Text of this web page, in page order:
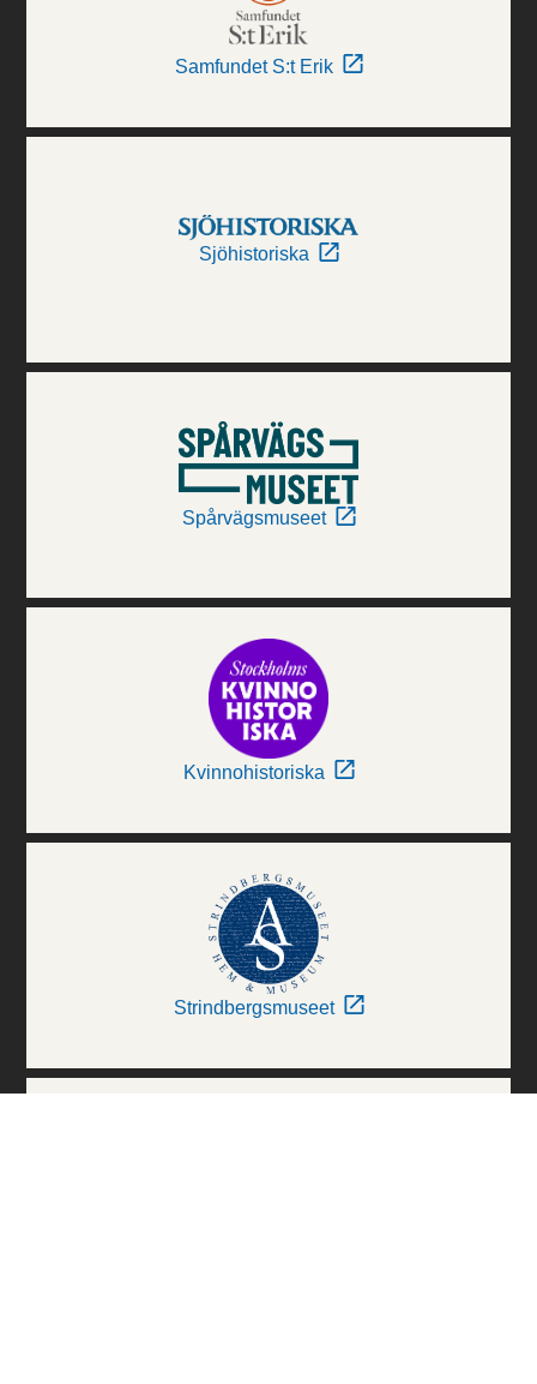
Samfundet S:t Erik
Sjöhistoriska
Spårvägsmuseet
Kvinnohistoriska
Strindbergsmuseet